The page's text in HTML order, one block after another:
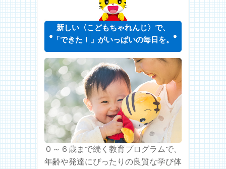
新しい〈こどもちゃれんじ〉で、
「できた！」がいっぱいの毎日を。
０～６歳まで続く教育プログラムで、
年齢や発達にぴったりの良質な学び体